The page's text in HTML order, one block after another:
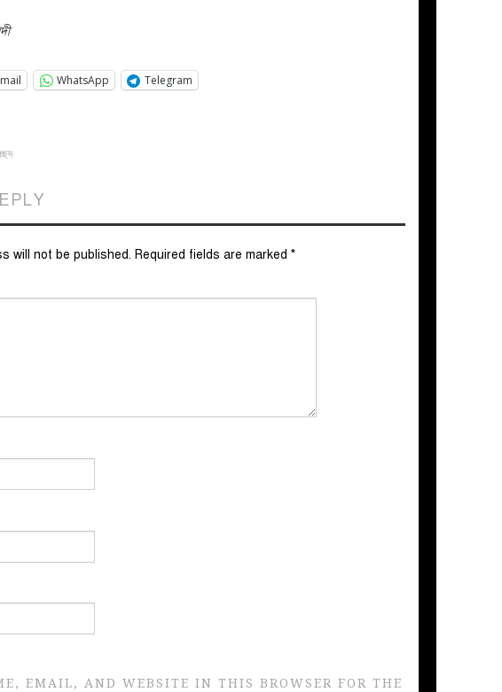
WhatsApp Telegram
will not be published. Required fields are marked *
EMAIL, AND WEBSITE IN THIS BROWSER FOR THE